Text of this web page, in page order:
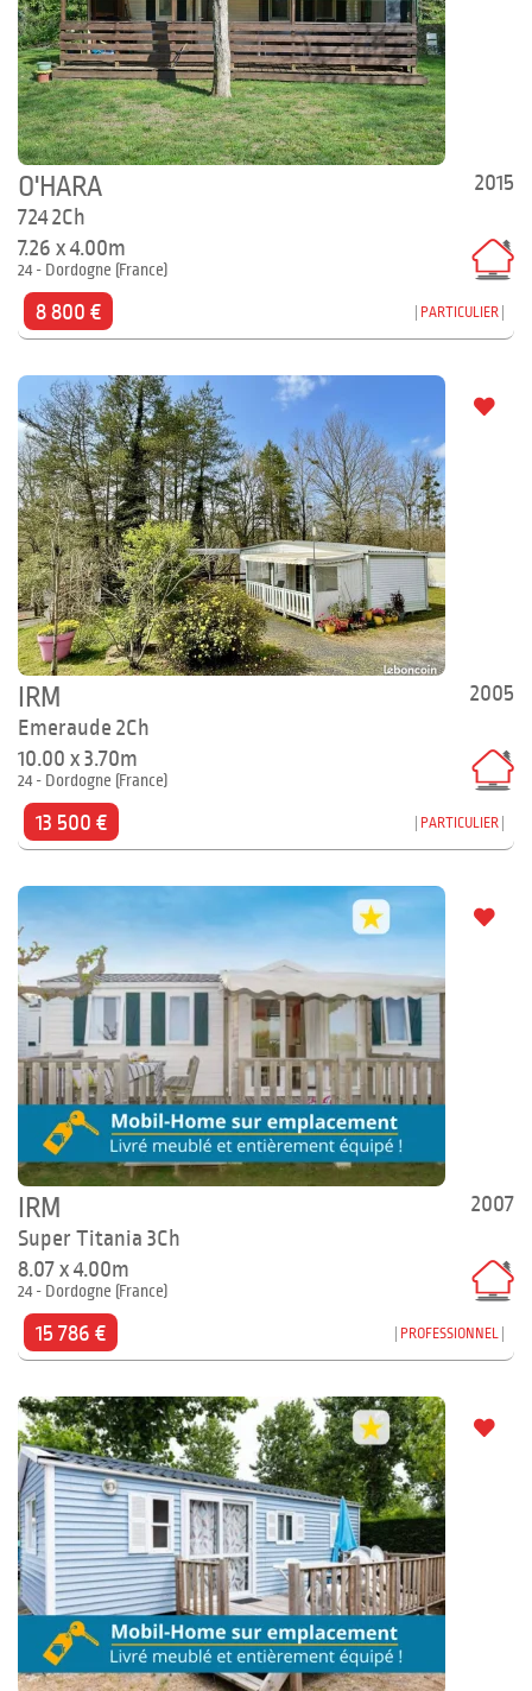
2015
O'HARA
724 2Ch
7.26 x 4.00m
24 - Dordogne (France)
8 800 € PARTICULIER
2005
IRM
Emeraude 2Ch
10.00 x 3.70m
24 - Dordogne (France)
13 500 € PARTICULIER
2007
IRM
Super Titania 3Ch
8.07 x 4.00m
24 - Dordogne (France)
15 786 € PROFESSIONNEL